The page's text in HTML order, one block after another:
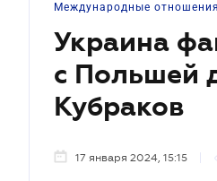
Международные отношения
Украина
с Польшей
Кубраков
17 января 2024, 15:15